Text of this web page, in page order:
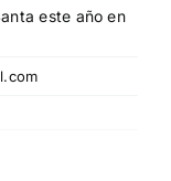
este año en